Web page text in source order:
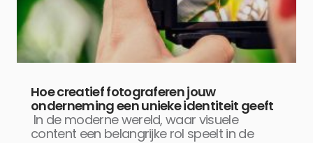
Hoe creatief fotograferen jouw
onderneming een unieke identiteit geeft
In de moderne wereld, waar visuele
content een belangrijke rol speelt in de